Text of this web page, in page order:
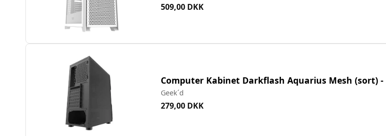
509,00 DKK
Computer Kabinet Darkflash Aquarius Mesh (sort) -
Geek´d
279,00 DKK